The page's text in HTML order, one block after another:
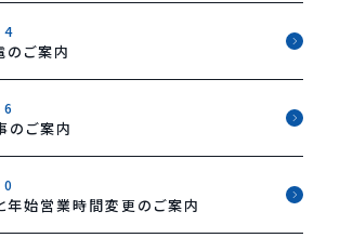
のご案内
のご案内
年始営業時間変更のご案内